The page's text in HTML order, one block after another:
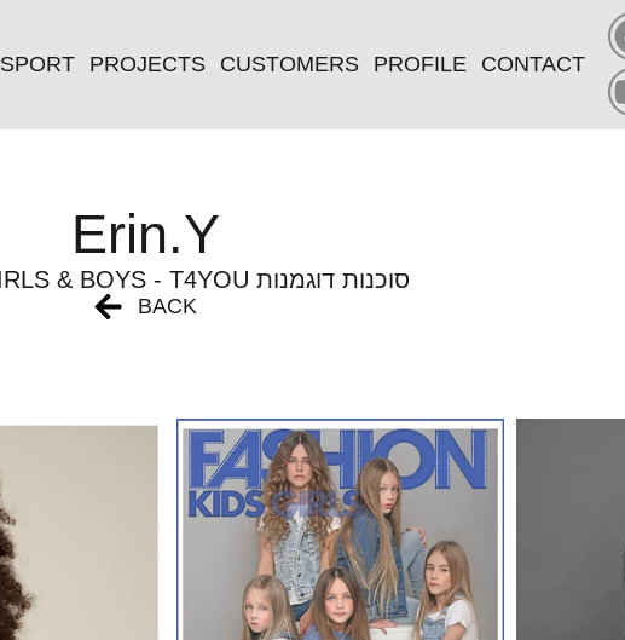
SPORT PROJECTS CUSTOMERS PROFILE CONTACT
Erin.Y
YOUNG GIRLS & BOYS - T4YOU סוכנות דוגמנות
BACK